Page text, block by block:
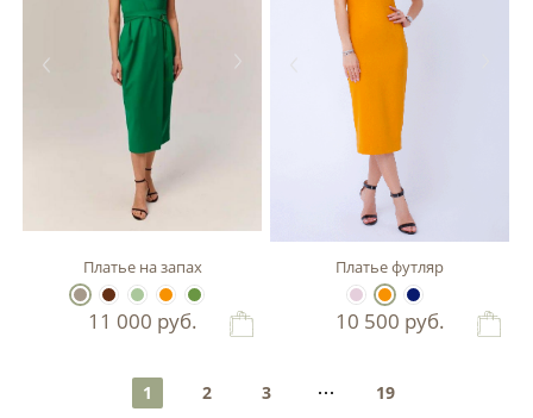
Платье на запах
11 000 руб.
Платье футляр
10 500 руб.
1 2 3 19